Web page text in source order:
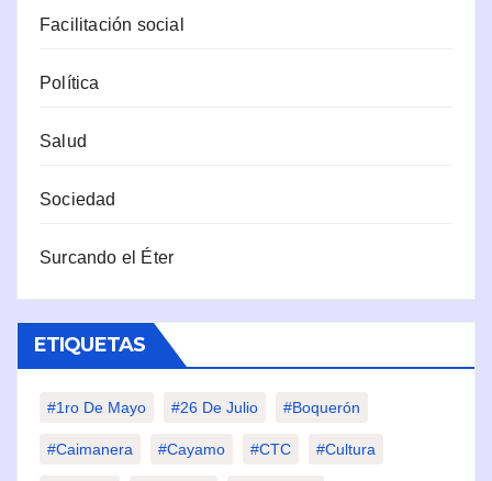
Facilitación social
Política
Salud
Sociedad
Surcando el Éter
ETIQUETAS
#1ro De Mayo #26 De Julio #Boquerón
#Caimanera #Cayamo #CTC #Cultura